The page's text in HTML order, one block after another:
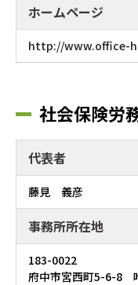
ホームページ
http://www.office-
社会保険労
代表者
藤見 義彦
事務所所在地
183-0022
府中市宮西町5-6-8